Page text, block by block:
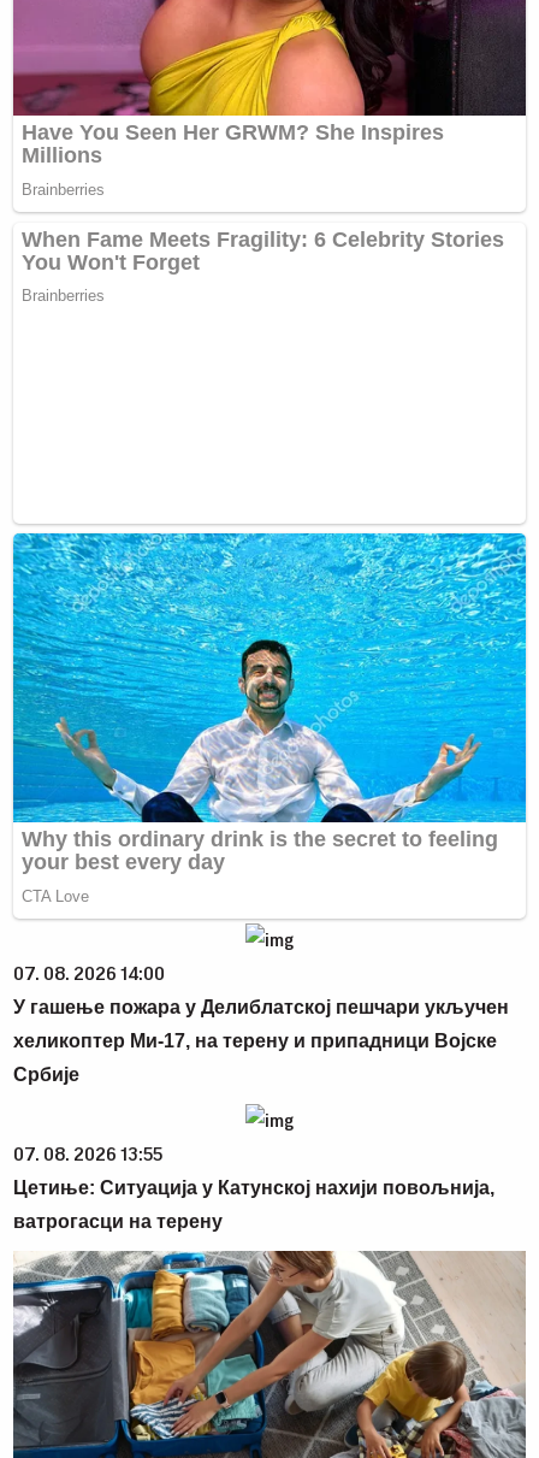
07. 08. 2026 14:00
У гашење пожара у Делиблатској пешчари укључен
хеликоптер Ми-17, на терену и припадници Војске
Србије
07. 08. 2026 13:55
Цетиње: Ситуација у Катунској нахији повољнија,
ватрогасци на терену